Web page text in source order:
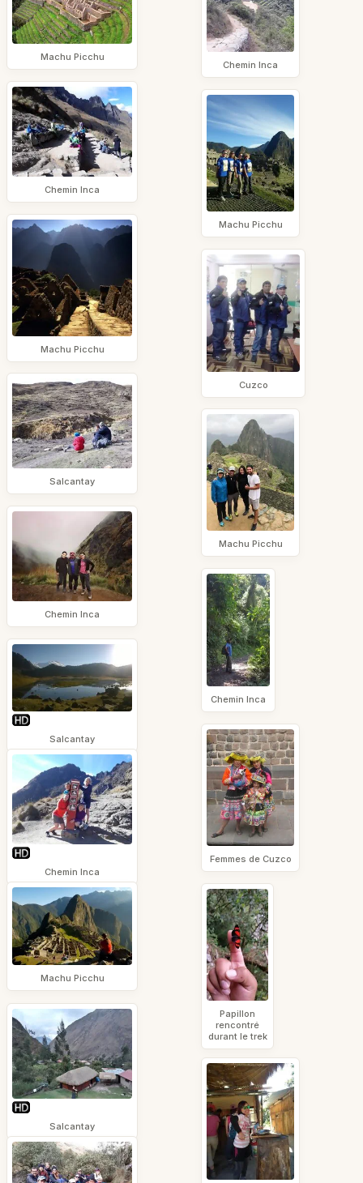
Machu Picchu
Chemin Inca
Machu Picchu
Salcantay
Chemin Inca
Salcantay
Chemin Inca
Machu Picchu
Salcantay
Chemin Inca
Machu Picchu
Cuzco
Machu Picchu
Chemin Inca
Femmes de Cuzco
Papillon
rencontré
durant le trek